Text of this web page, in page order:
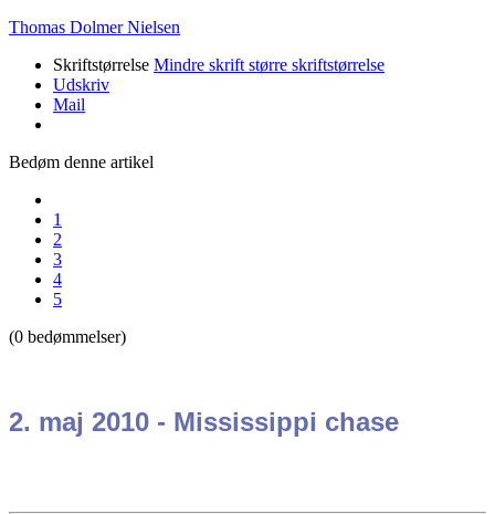
Thomas Dolmer Nielsen
Skriftstørrelse Mindre skrift større skriftstørrelse
Udskriv
Mail
Bedøm denne artikel
1
2
3
4
5
(0 bedømmelser)
2. maj 2010 - Mississippi chase